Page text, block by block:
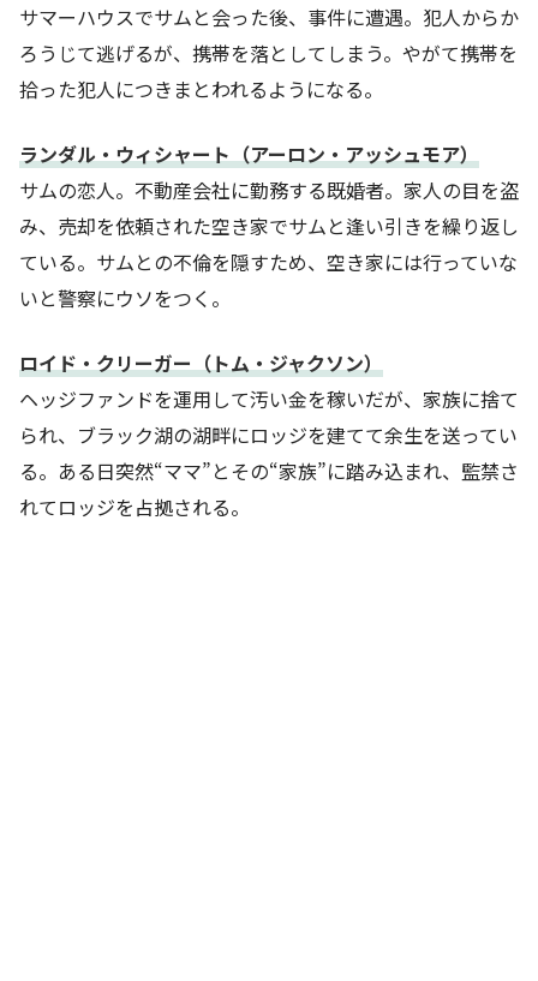
サマーハウスでサムと会った後、事件に遭遇。犯人からか
ろうじて逃げるが、携帯を落としてしまう。やがて携帯を
拾った犯人につきまとわれるようになる。
ランダル・ウィシャート（アーロン・アッシュモア）
サムの恋人。不動産会社に勤務する既婚者。家人の目を盗
み、売却を依頼された空き家でサムと逢い引きを繰り返し
ている。サムとの不倫を隠すため、空き家には行っていな
いと警察にウソをつく。
ロイド・クリーガー（トム・ジャクソン）
ヘッジファンドを運用して汚い金を稼いだが、家族に捨て
られ、ブラック湖の湖畔にロッジを建てて余生を送ってい
る。ある日突然“ママ”とその“家族”に踏み込まれ、監禁さ
れてロッジを占拠される。